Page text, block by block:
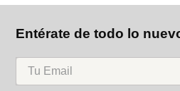
Entérate de todo lo